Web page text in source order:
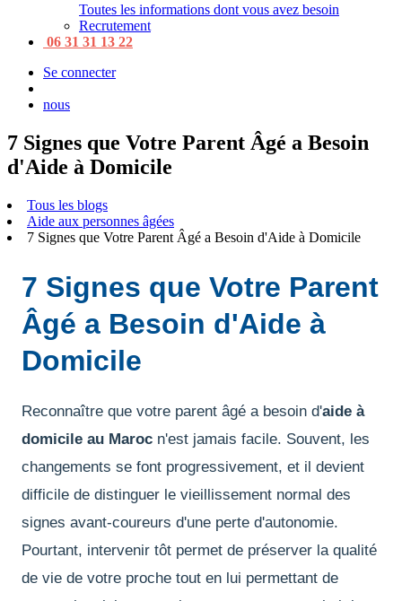
Toutes les informations dont vous avez besoin
Recrutement
06 31 31 13 22
Se connecter
nous
7 Signes que Votre Parent Âgé a Besoin
d'Aide à Domicile
Tous les blogs
Aide aux personnes âgées
7 Signes que Votre Parent Âgé a Besoin d'Aide à Domicile
7 Signes que Votre Parent
Âgé a Besoin d'Aide à
Domicile
Reconnaître que votre parent âgé a besoin d'aide à
domicile au Maroc n'est jamais facile. Souvent, les
changements se font progressivement, et il devient
difficile de distinguer le vieillissement normal des
signes avant-coureurs d'une perte d'autonomie.
Pourtant, intervenir tôt permet de préserver la qualité
de vie de votre proche tout en lui permettant de